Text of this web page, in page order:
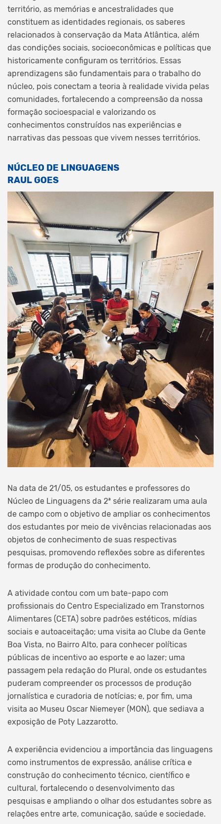
território, as memórias e ancestralidades que
constituem as identidades regionais, os saberes
relacionados à conservação da Mata Atlântica, além
das condições sociais, socioeconômicas e políticas que
historicamente configuram os territórios. Essas
aprendizagens são fundamentais para o trabalho do
núcleo, pois conectam a teoria à realidade vivida pelas
comunidades, fortalecendo a compreensão da nossa
formação socioespacial e valorizando os
conhecimentos construídos nas experiências e
narrativas das pessoas que vivem nesses territórios.
NÚCLEO DE LINGUAGENS
RAUL GOES
Na data de 21/05, os estudantes e professores do
Núcleo de Linguagens da 2ª série realizaram uma aula
de campo com o objetivo de ampliar os conhecimentos
dos estudantes por meio de vivências relacionadas aos
objetos de conhecimento de suas respectivas
pesquisas, promovendo reflexões sobre as diferentes
formas de produção do conhecimento.
A atividade contou com um bate-papo com
profissionais do Centro Especializado em Transtornos
Alimentares (CETA) sobre padrões estéticos, mídias
sociais e autoaceitação; uma visita ao Clube da Gente
Boa Vista, no Bairro Alto, para conhecer políticas
públicas de incentivo ao esporte e ao lazer; uma
passagem pela redação do Plural, onde os estudantes
puderam compreender os processos de produção
jornalística e curadoria de notícias; e, por fim, uma
visita ao Museu Oscar Niemeyer (MON), que sediava a
exposição de Poty Lazzarotto.
A experiência evidenciou a importância das linguagens
como instrumentos de expressão, análise crítica e
construção do conhecimento técnico, científico e
cultural, fortalecendo o desenvolvimento das
pesquisas e ampliando o olhar dos estudantes sobre as
relações entre arte, comunicação, saúde e sociedade.